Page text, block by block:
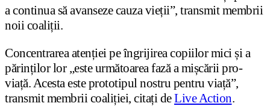
a continua să avanseze cauza vieții”, transmit membrii
noii coaliții.
Concentrarea atenției pe îngrijirea copiilor mici și a
părinților lor „este următoarea fază a mișcării pro-
viață. Acesta este prototipul nostru pentru viață”,
transmit membrii coaliției, citați deLive Action.